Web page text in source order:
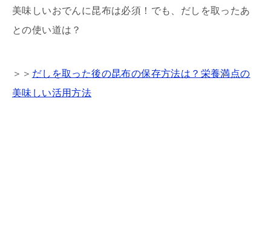
美味しいおでんに昆布は必須！でも、だしを取ったあ
との使い道は？
＞＞ だしを取った後の昆布の保存方法は？栄養満点の
美味しい活用方法